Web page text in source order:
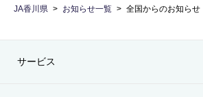
JA香川県 お知らせ一覧 全国からのお知らせ
サービス